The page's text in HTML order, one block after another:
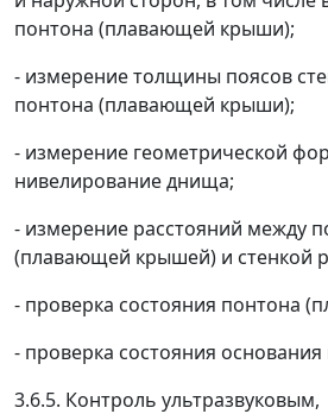
понтона (плавающей крыши);
- измерение толщины поясов
понтона (плавающей крыши);
- измерение геометрической
нивелирование днища;
- измерение расстояний между
(плавающей крышей) и стенкой
- проверка состояния понтона
- проверка состояния основания
3.6.5. Контроль ультразвуковым,